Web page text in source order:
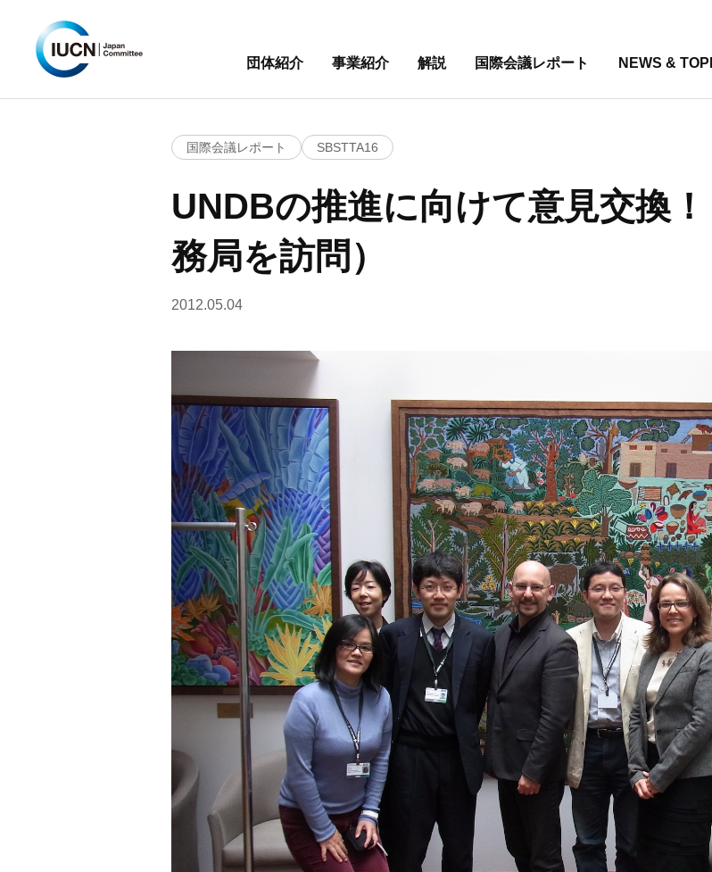
団体紹介
事業紹介 解説 国際会議レポート NEWS &
国際会議レポート SBSTTA16
UNDBの推進に向けて意見交換
務局を訪問）
2012.05.04